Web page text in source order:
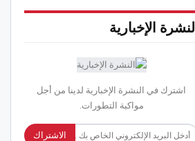
النشرة الإخبارية
اشترك في النشرة الإخبارية لدينا من أجل
مواكبة التطورات.
الاشتراك